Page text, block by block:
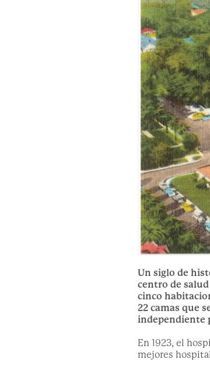
Un siglo de
centro de
cinco
22 camas que
independiente
En 1923, el
mejores